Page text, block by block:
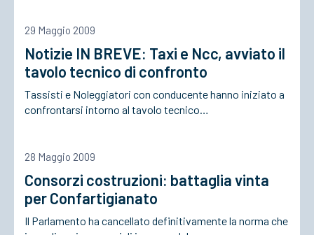
Cosa Facciamo
Associarsi
ACCEDI
29 Maggio 2009
Notizie IN BREVE: Taxi e Ncc, avviato il
tavolo tecnico di confronto
Tassisti e Noleggiatori con conducente hanno iniziato a
confrontarsi intorno al tavolo tecnico…
28 Maggio 2009
Consorzi costruzioni: battaglia vinta
per Confartigianato
Il Parlamento ha cancellato definitivamente la norma che